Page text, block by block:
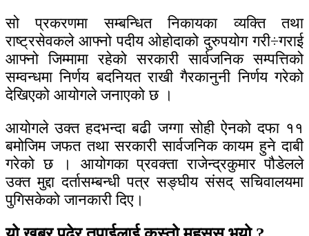
सो प्रकरणमा सम्बन्धित निकायका व्यक्ति तथा
राष्ट्रसेवकले आफ्नो पदीय ओहोदाको दुरुपयोग गरी÷गराई
आफ्नो जिम्मामा रहेको सरकारी सार्वजनिक सम्पत्तिको
सम्वन्धमा निर्णय बदनियत राखी गैरकानुनी निर्णय गरेको
देखिएको आयोगले जनाएको छ ।
आयोगले उक्त हदभन्दा बढी जग्गा सोही ऐनको दफा ११
बमोजिम जफत तथा सरकारी सार्वजनिक कायम हुने दाबी
गरेको छ । आयोगका प्रवक्ता राजेन्द्रकुमार पौडेलले
उक्त मुद्दा दर्तासम्बन्धी पत्र सङ्घीय संसद् सचिवालयमा
पुगिसकेको जानकारी दिए।